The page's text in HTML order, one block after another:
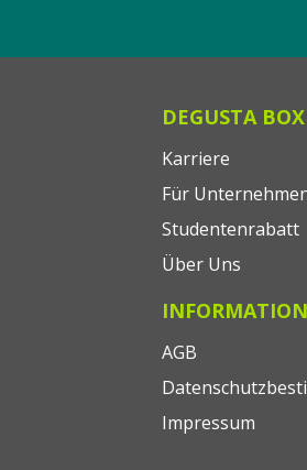
DEGUSTA BOX
Karriere
Für
Studentenrabatt
Über Uns
INFORMATION
AGB
Impressum